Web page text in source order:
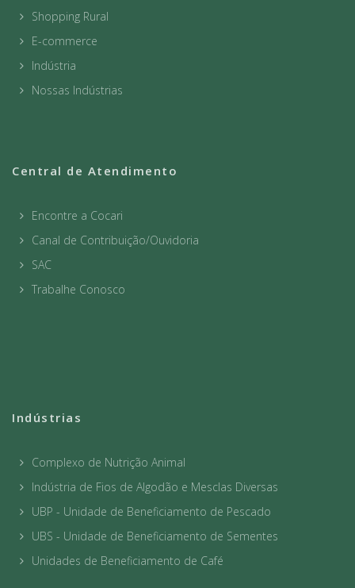
Shopping Rural
E-commerce
Indústria
Nossas Indústrias
Central de Atendimento
Encontre a Cocari
Canal de Contribuição/Ouvidoria
SAC
Trabalhe Conosco
Indústrias
Complexo de Nutrição Animal
Indústria de Fios de Algodão e Mesclas Diversas
UBP - Unidade de Beneficiamento de Pescado
UBS - Unidade de Beneficiamento de Sementes
Unidades de Beneficiamento de Café